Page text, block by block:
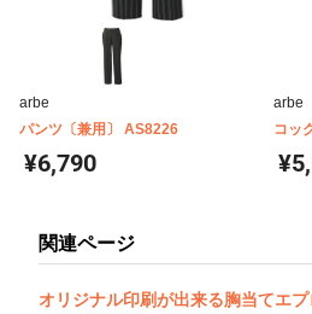
arbe
パンツ〔兼用〕 AS8226
¥6,790
arbe
コッ
関連ページ
オリジナル印刷が出来る胸当てエ